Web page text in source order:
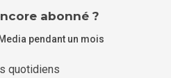
abonné ?
pendant un mois
quotidiens